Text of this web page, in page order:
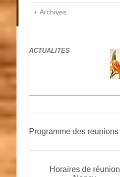
Archives
ACTUALITES
Programme des reunions
Horaires de réunion